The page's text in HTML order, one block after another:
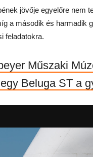
jövője egyelőre nem
a második és harmadik
feladatokra.
Műszaki
Beluga ST a